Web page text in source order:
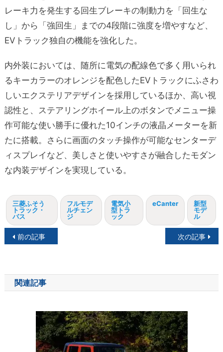
レーキ力を発生する回生ブレーキの制動力を「回生な
し」から「強回生」までの4段階に強度を増やすなど、
EVトラック独自の機能を強化した。
内外装においては、随所に電気の配線色で多く用いられ
るキーカラーのオレンジを配色したEVトラックにふさわ
しいエクステリアデザインを採用しているほか、高い視
認性と、ステアリングホイール上のボタンでメニュー操
作可能な使い勝手に優れた10インチの液晶メーターを新
たに搭載。さらに画面のタッチ操作が可能なセンターデ
ィスプレイなど、美しさと使いやすさが融合したモダン
な内装デザインを実現している。
三菱ふそう
トラック・
バス
フルモデ
ルチェン
ジ
電気小
型トラ
ック
eCanter
新型
モデ
ル
投
ナ
ビ
前の記事 次の記事
関連記事